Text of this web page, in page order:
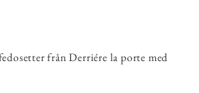
från Derriére la porte med